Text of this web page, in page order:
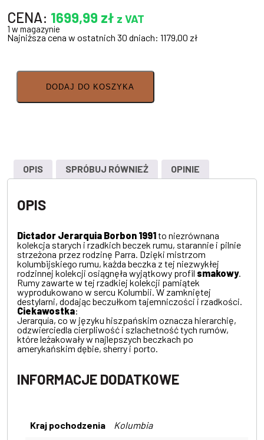
CENA: 1699,99 zł z VAT
1 w magazynie
Najniższa cena w ostatnich 30 dniach: 1179,00 zł
DODAJ DO KOSZYKA
OPIS SPRÓBUJ RÓWNIEŻ OPINIE
OPIS
Dictador Jerarquia Borbon 1991to niezrównana
kolekcja starych i rzadkich beczek rumu, starannie i pilnie
strzeżona przez rodzinę Parra. Dzięki mistrzom
kolumbijskiego rumu, każda beczka z tej niezwykłej
rodzinnej kolekcji osiągnęła wyjątkowy profil smakowy.
Rumy zawarte w tej rzadkiej kolekcji pamiątek
wyprodukowano w sercu Kolumbii. W zamkniętej
destylarni, dodając beczułkom tajemniczości i rzadkości.
Ciekawostka:
Jerarquía, co w języku hiszpańskim oznacza hierarchię,
odzwierciedla cierpliwość i szlachetność tych rumów,
które leżakowały w najlepszych beczkach po
amerykańskim dębie, sherry i porto.
INFORMACJE DODATKOWE
Kraj pochodzenia Kolumbia